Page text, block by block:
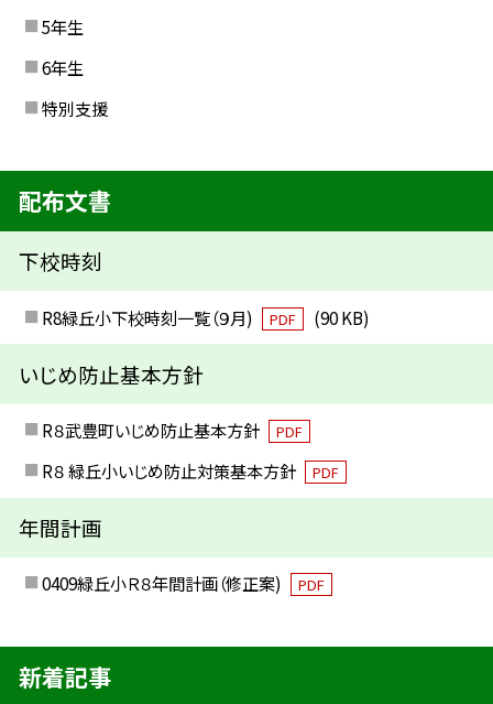
5年生
6年生
特別支援
配布文書
下校時刻
R8緑丘小下校時刻一覧（９月) PDF (90 KB)
いじめ防止基本方針
R８武豊町いじめ防止基本方針 PDF
R８ 緑丘小いじめ防止対策基本方針 PDF
年間計画
0409緑丘小Ｒ８年間計画（修正案) PDF
新着記事